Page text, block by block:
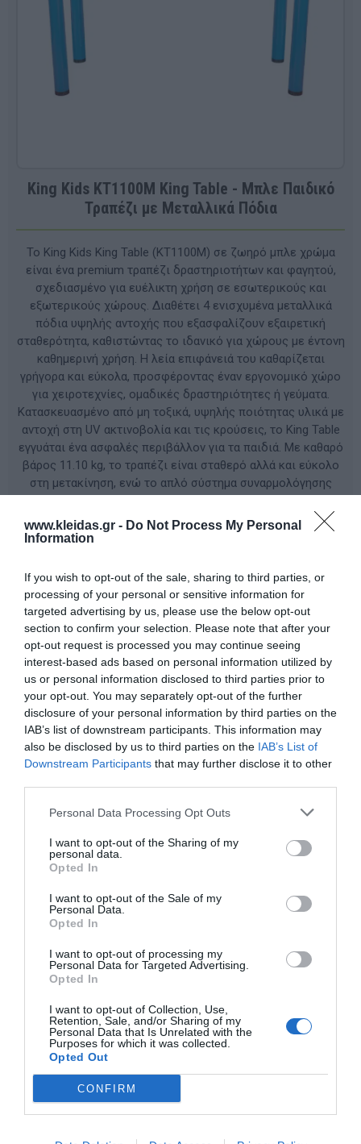
www.kleidas.gr - Do Not Process My Personal
Information
If you wish to opt-out of the sale, sharing to third parties, or
processing of your personal or sensitive information for
targeted advertising by us, please use the below opt-out
section to confirm your selection. Please note that after your
opt-out request is processed you may continue seeing
interest-based ads based on personal information utilized by
us or personal information disclosed to third parties prior to
your opt-out. You may separately opt-out of the further
disclosure of your personal information by third parties on the
IAB’s list of downstream participants. This information may
also be disclosed by us to third parties on the IAB’s List of
Downstream Participants that may further disclose it to other
Personal Data Processing Opt Outs
I want to opt-out of the Sharing of my
personal data.
Opted In
I want to opt-out of the Sale of my
Personal Data.
Opted In
I want to opt-out of processing my
Personal Data for Targeted Advertising.
Opted In
I want to opt-out of Collection, Use,
Retention, Sale, and/or Sharing of my
Personal Data that Is Unrelated with the
Purposes for which it was collected.
Opted Out
CONFIRM
King Kids KT1100M King Table - Μπλε Παιδικό
Τραπέζι με Μεταλλικά Πόδια
Το King Kids King Table (KT1100M) σε ζωηρό μπλε χρώμα
είναι ένα premium τραπέζι δραστηριοτήτων και φαγητού,
σχεδιασμένο για ευέλικτη χρήση σε εσωτερικούς και
εξωτερικούς χώρους. Διαθέτει 4 ενισχυμένα μεταλλικά
πόδια υψηλής αντοχής που εξασφαλίζουν εξαιρετική
σταθερότητα, καθιστώντας το ιδανικό για χώρους με έντονη
καθημερινή χρήση. Η λεία επιφάνειά του καθαρίζεται
γρήγορα και εύκολα, προσφέροντας έναν εργονομικό χώρο
για χειροτεχνίες, ομαδικές δραστηριότητες ή γεύματα.
Κατασκευασμένο από μη τοξικά, υψηλής ποιότητας υλικά με
αντοχή στη UV ακτινοβολία και τις κρούσεις, το King Table
εγγυάται ένα ασφαλές περιβάλλον για τα παιδιά. Με καθαρό
βάρος 11.10 kg, το τραπέζι είναι σταθερό αλλά και εύκολο
στη μετακίνηση, ενώ το απλό σύστημα συναρμολόγησης
Κατασκευαστής: KING KIDS
Διαθέσιμο
90,00 €
- +
Προδιαγραφές προϊόντων
Επικοινωνία
Ηλικία 3+